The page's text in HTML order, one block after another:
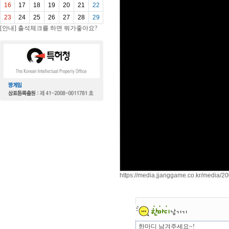
16
17 18 19 20 21
22
23
24 25 26 27 28
29
[안내] 출석체크를 하면 뭐가좋아요?
https://media.jjanggame.co.kr/media/